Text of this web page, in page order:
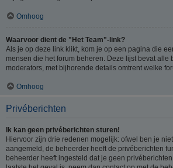
Omhoog
Waarvoor dient de "Het Team"-link?
Als je op deze link klikt, kom je op een pagina die
mensen die het forum beheren. Deze lijst bevat alle
moderators, met bijhorende details omtrent welke
Omhoog
Privéberichten
Ik kan geen privéberichten sturen!
Hiervoor zijn drie redenen mogelijk: ofwel ben je
aangemeld, de beheerder heeft de privéberichten
beheerder heeft ingesteld dat je geen